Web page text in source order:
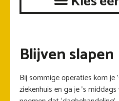
Blijven slapen
Bij sommige operaties kom je
ziekenhuis en ga je ’s